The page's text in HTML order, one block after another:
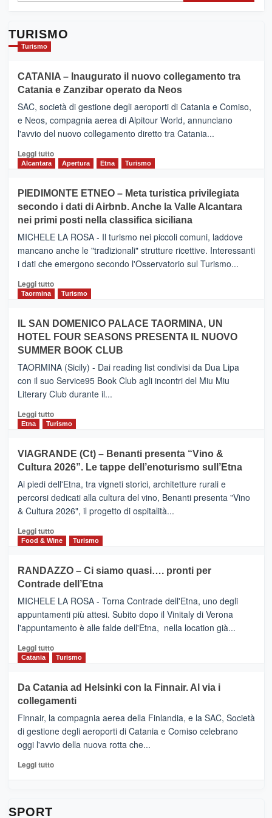
TURISMO
Turismo
CATANIA – Inaugurato il nuovo collegamento tra
Catania e Zanzibar operato da Neos
SAC, società di gestione degli aeroporti di Catania e Comiso,
e Neos, compagnia aerea di Alpitour World, annunciano
l'avvio del nuovo collegamento diretto tra Catania...
Leggi tuttoLeggi
CATANIA
–
Inaugurato
il
nuovo
collegamento
tra
e
Zanzibar
da
Neos
Alcantara Apertura Etna Turismo
PIEDIMONTE ETNEO – Meta turistica privilegiata
secondo i dati di Airbnb. Anche la Valle Alcantara
nei primi posti nella classifica siciliana
MICHELE LA ROSA - Il turismo nei piccoli comuni, laddove
mancano anche le "tradizionali" strutture ricettive. Interessanti
i dati che emergono secondo l'Osservatorio sul Turismo...
Leggi tuttoLeggi
PIEDIMONTE
ETNEO
–
Meta
turistica
privilegiata
secondo
dati
di
Anche
la
Alcantara
nei
primi
nella
classifica
Taormina Turismo
IL SAN DOMENICO PALACE TAORMINA, UN
HOTEL FOUR SEASONS PRESENTA IL NUOVO
SUMMER BOOK CLUB
TAORMINA (Sicily) - Dai reading list condivisi da Dua Lipa
con il suo Service95 Book Club agli incontri del Miu Miu
Literary Club durante il...
Leggi tuttoLeggi
di
IL
SAN
DOMENICO
PALACE
TAORMINA,
UN
HOTEL
FOUR
IL
NUOVO
SUMMER
CLUB
Etna Turismo
VIAGRANDE (Ct) – Benanti presenta “Vino &
Cultura 2026”. Le tappe dell’enoturismo sull’Etna
Ai piedi dell'Etna, tra vigneti storici, architetture rurali e
percorsi dedicati alla cultura del vino, Benanti presenta "Vino
& Cultura 2026", il progetto di ospitalità...
Leggi tuttoLeggi
di
VIAGRANDE
(Ct)
–
Benanti
presenta
“Vino
&
Cultura
tappe
dell’enoturismo
Food & Wine Turismo
RANDAZZO – Ci siamo quasi…. pronti per
Contrade dell’Etna
MICHELE LA ROSA - Torna Contrade dell'Etna, uno degli
appuntamenti più attesi. Subito dopo il Vinitaly di Verona
l'appuntamento è alle falde dell'Etna, nella location già...
Leggi tuttoLeggi
di
RANDAZZO
–
Ci
siamo
quasi….
pronti
per
Catania Turismo
Da Catania ad Helsinki con la Finnair. Al via i
collegamenti
Finnair, la compagnia aerea della Finlandia, e la SAC, Società
di gestione degli aeroporti di Catania e Comiso celebrano
oggi l'avvio della nuova rotta che...
Leggi tuttoLeggi
SPORT